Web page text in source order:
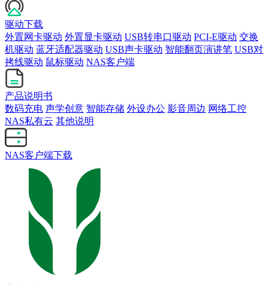
驱动下载
外置网卡驱动 外置显卡驱动 USB转串口驱动 PCI-E驱动 交换
机驱动 蓝牙适配器驱动 USB声卡驱动 智能翻页演讲笔 USB对
拷线驱动 鼠标驱动 NAS客户端
产品说明书
数码充电 声学创意 智能存储 外设办公 影音周边 网络工控
NAS私有云 其他说明
NAS客户端下载